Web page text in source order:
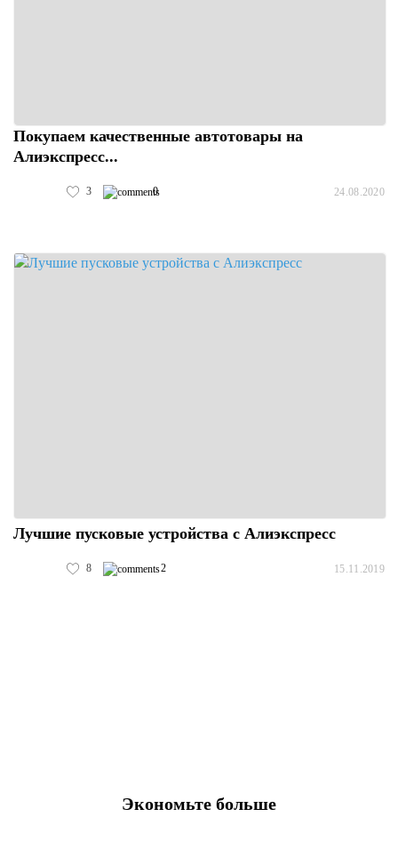
Покупаем качественные автотовары на
Алиэкспресс...
3 0 24.08.2020
Лучшие пусковые устройства с Алиэкспресс
8 2 15.11.2019
Экономьте больше